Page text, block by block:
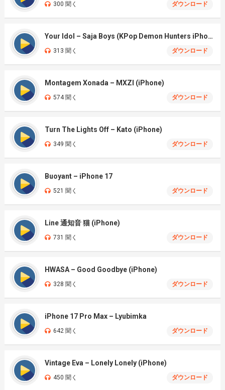
300 聞く ダウンロード
Your Idol – Saja Boys (KPop Demon Hunters iPhone)
313 聞く ダウンロード
Montagem Xonada – MXZI (iPhone)
574 聞く ダウンロード
Turn The Lights Off – Kato (iPhone)
349 聞く ダウンロード
Buoyant – iPhone 17
521 聞く ダウンロード
Line 通知音 猫 (iPhone)
731 聞く ダウンロード
HWASA – Good Goodbye (iPhone)
328 聞く ダウンロード
iPhone 17 Pro Max – Lyubimka
642 聞く ダウンロード
Vintage Eva – Lonely Lonely (iPhone)
450 聞く ダウンロード